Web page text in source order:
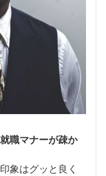
就職マナーが疎か
象はグッと良く